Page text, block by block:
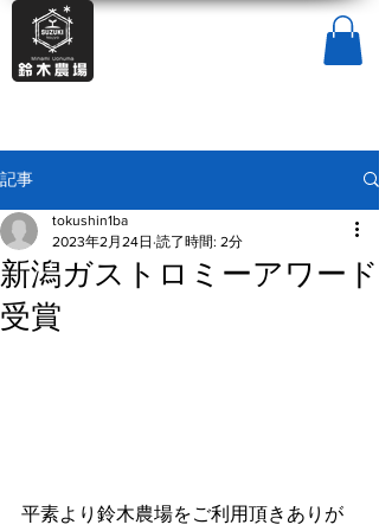
記事
新潟ガストロミーアワード
受賞
tokushin1ba
2023年2月24日 読了時間: 2分
平素より鈴木農場をご利用頂きありが